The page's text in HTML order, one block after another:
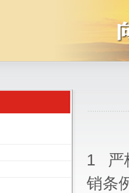
1 严
销条